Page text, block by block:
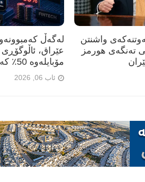
لەگەڵ
عێراق،
مۆبایلەوە 50٪ کەمی کردووە
ئاب 06, 2026
واشنتن
تەنگەی هورمز